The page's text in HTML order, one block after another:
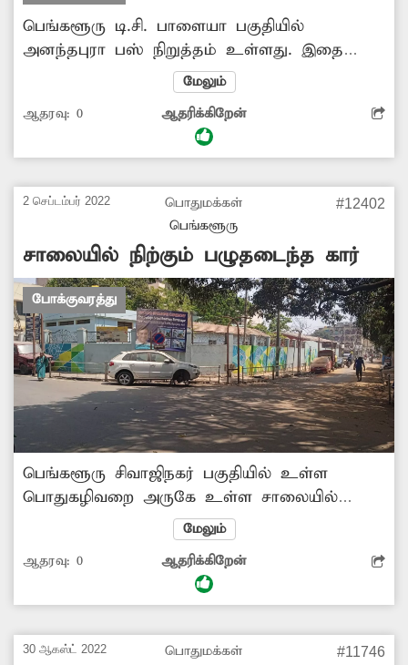
பெங்களூரு டி.சி. பாளையா பகுதியில்
அனந்தபுரா பஸ் நிறுத்தம் உள்ளது. இதை
அந்த பகுதியினர் அதிகளவில்
பயன்படுத்துகின்றனர். இந்த நிலையில் பஸ்
நிறுத்தம் அருகே சிலர் தங்கள் வாகனங்களை
நிறுத்துகின்றனர். இதனால் பஸ் நிறுத்தத்திற்கு
சம்பந்தப்பட்ட அதிகாரிகள் அந்த பகுதியில்
வாகனங்கள் நிறுத்தப்படுவதை தடுக்க
வேண்டும்.
மேலும்
ஆதரவு: 0 ஆதரிக்கிறேன்
2 செப்டம்பர் 2022
பொதுமக்கள்
பெங்களூரு
#12402
சாலையில் நிற்கும் பழுதடைந்த கார்
போக்குவரத்து
பெங்களூரு சிவாஜிநகர் பகுதியில் உள்ள
பொதுகழிவறை அருகே உள்ள சாலையில்
பழுதடைந்த கார் ஒன்று நிறுத்தப்பட்டுள்ளது.
பல நாட்களாக அந்த கார் அங்கு நிறுத்தப்பட்டு
உள்ளது. இதனால் அந்த சாலையில் அடிக்கடி
போக்குவரத்து நெரிசல் ஏற்படுகிறது. எனவே
அங்கிருந்து அப்புறப்படுத்த நடவடிக்கை எடுக்க
மேலும்
ஆதரவு: 0 ஆதரிக்கிறேன்
30 ஆகஸ்ட் 2022
பொதுமக்கள்
#11746